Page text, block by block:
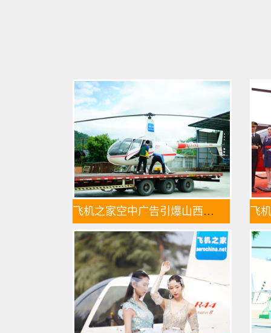
飞机之家空中广告引爆山西吕梁中阳县上空